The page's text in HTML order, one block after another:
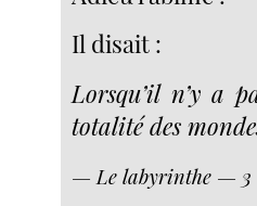
Il disait :
Lorsqu’il n’y a
totalité des
— Le labyrinthe — 3